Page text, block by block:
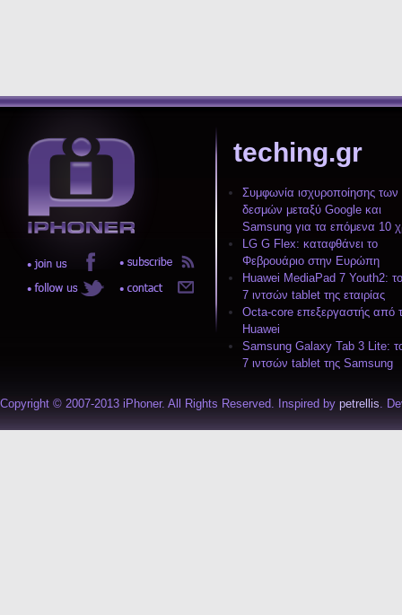
Copyright © 2007-2013 iPhoner. All Rights Reserved. Inspired by petrellis.
teching.gr
Συμφωνία ισχυροποίησης των
δεσμών μεταξύ Google και
Samsung για τα επόμενα 10
LG G Flex: καταφθάνει το
Φεβρουάριο στην Ευρώπη
Huawei MediaPad 7 Youth2:
7 ιντσών tablet της εταιρίας
Octa-core επεξεργαστής από
Huawei
Samsung Galaxy Tab 3 Lite:
7 ιντσών tablet της Samsung